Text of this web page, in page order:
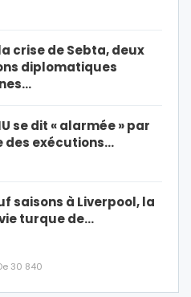
crise de Sebta, deux
diplomatiques
se dit « alarmée » par
des exécutions…
saisons à Liverpool, la
turque de…
30 840